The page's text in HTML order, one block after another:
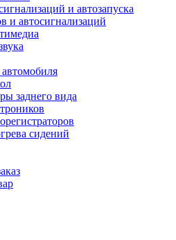
и автозапуска
и автосигнализаций
заднего вида
сидений